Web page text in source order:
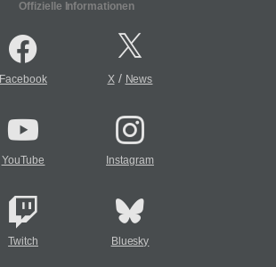
Offizielle Informationen
Facebook X/ News
YouTube Instagram
Twitch Bluesky